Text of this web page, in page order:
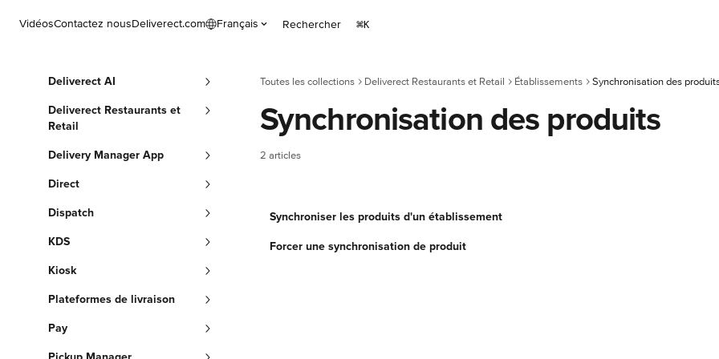
VidéosContactez nousDeliverect.com Français Rechercher ⌘K
Deliverect AI
Deliverect Restaurants et
Retail
Delivery Manager App
Direct
Dispatch
KDS
Kiosk
Plateformes de livraison
Pay
Toutes les collections Deliverect Restaurants et Retail Établissements Synchronisation des
Synchronisation des produits
2 articles
Synchroniser les produits d'un établissement
Forcer une synchronisation de produit